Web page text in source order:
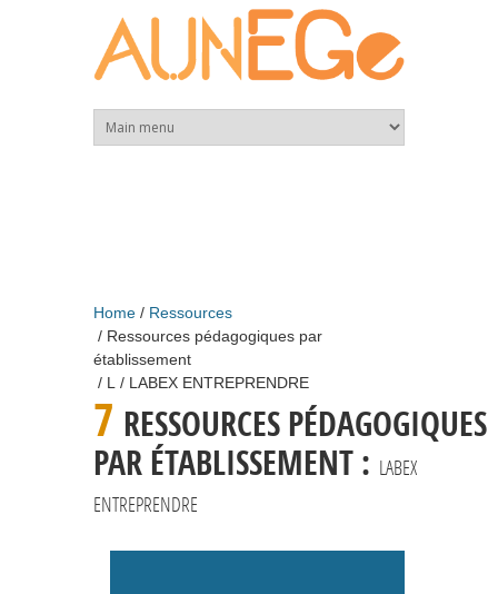
Home
Ressources
Ressources pédagogiques par
établissement
L
LABEX ENTREPRENDRE
7 RESSOURCES PÉDAGOGIQUES
PAR ÉTABLISSEMENT : LABEX
ENTREPRENDRE